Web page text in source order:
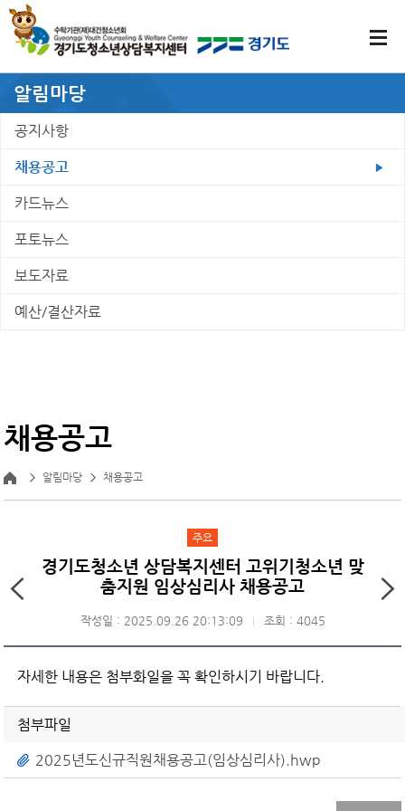
알림마당
공지사항
채용공고
카드뉴스
포토뉴스
보도자료
예산/결산자료
채용공고
알림마당 채용공고
주요
경기도청소년 상담복지센터 고위기청소년 맞
춤지원 임상심리사 채용공고
작성일 : 2025.09.26 20:13:09 조회 : 4045
자세한 내용은 첨부화일을 꼭 확인하시기 바랍니다.
첨부파일
2025년도신규직원채용공고(임상심리사).hwp